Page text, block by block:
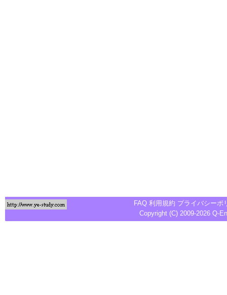
FAQ 利用規約 プライバシーポ
Copyright (C) 2009-2026 Q-